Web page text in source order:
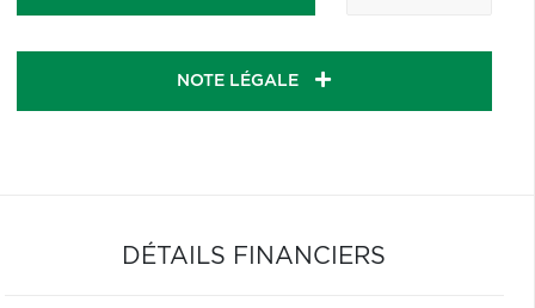
NOTE LÉGALE
DÉTAILS FINANCIERS